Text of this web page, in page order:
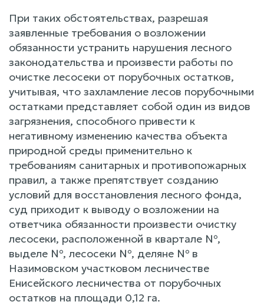
При таких обстоятельствах, разрешая
заявленные требования о возложении
обязанности устранить нарушения лесного
законодательства и произвести работы по
очистке лесосеки от порубочных остатков,
учитывая, что захламление лесов порубочными
остатками представляет собой один из видов
загрязнения, способного привести к
негативному изменению качества объекта
природной среды применительно к
требованиям санитарных и противопожарных
правил, а также препятствует созданию
условий для восстановления лесного фонда,
суд приходит к выводу о возложении на
ответчика обязанности произвести очистку
лесосеки, расположенной в квартале №,
выделе №, лесосеки №, деляне № в
Назимовском участковом лесничестве
Енисейского лесничества от порубочных
остатков на площади 0,12 га.